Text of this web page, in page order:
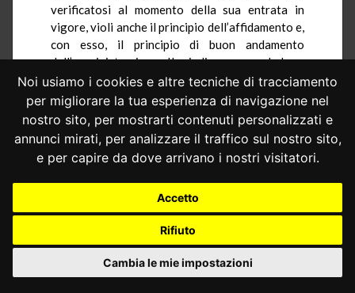
Noi usiamo i cookies e altre tecniche di tracciamento
per migliorare la tua esperienza di navigazione nel
nostro sito, per mostrarti contenuti personalizzati e
annunci mirati, per analizzare il traffico sul nostro sito,
e per capire da dove arrivano i nostri visitatori.
Accetto
Rifiuto
Cambia le mie impostazioni
verificatosi al momento della sua entrata in
vigore, violi anche il principio dell’affidamento e,
con esso, il principio di buon andamento
dell’amministrazione. Il giudicea quodeduce,
infine, la violazione degli artt. 2, 3, 24, 101, 103
e 113 Cost.
2. – I giudizi, avendo a oggetto le medesime
disposizioni, in relazione alle quali sono
prospettate censure analoghe, devono essere
3. – Devono essere preliminarmente
dichiarate inammissibili, per mancanza di
motivazione sulla non manifesta infondatezza,
le questioni sollevate dal Consiglio di Stato in
relazione agli artt. 2, 24, 101, 103 e 113 Cost. Il